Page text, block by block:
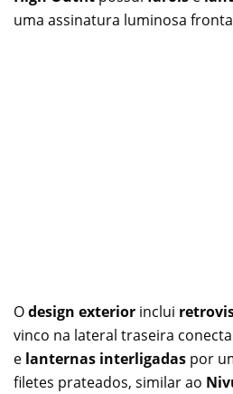
uma assinatura luminosa
Odesign exterior inclui
vinco na lateral traseira
e lanternas interligadas por
filetes prateados, similar ao